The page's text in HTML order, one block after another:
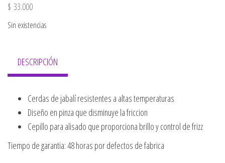
$ 33.000
Sin existencias
DESCRIPCIÓN
Cerdas de jabalí resistentes a altas temperaturas
Diseño en pinza que disminuye la friccion
Cepillo para alisado que proporciona brillo y control de frizz
Tiempo de garantia: 48 horas por defectos de fabrica